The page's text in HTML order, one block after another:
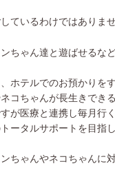
ているわけではありま
ちゃん達と遊ばせるな
ホテルでのお預かりを
コちゃんが長生きで
が医療と連携し毎月行
ータルサポートを目指
ちゃんやネコちゃんに